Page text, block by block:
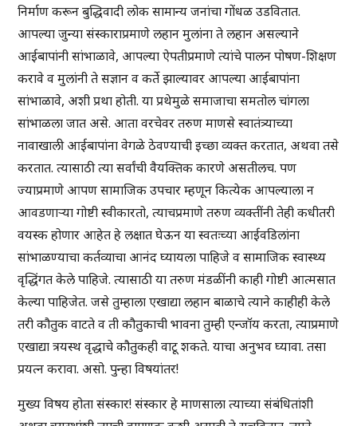
निर्माण करून बुद्धिवादी लोक सामान्य जनांचा गोंधळ उडवितात.
आपल्या जुन्या संस्काराप्रमाणे लहान मुलांना ते लहान असल्याने
आईबापांनी सांभाळावे, आपल्या ऐपतीप्रमाणे त्यांचे पालन पोषण-शिक्षण
करावे व मुलांनी ते सज्ञान व कर्ते झाल्यावर आपल्या आईबापांना
सांभाळावे, अशी प्रथा होती. या प्रथेमुळे समाजाचा समतोल चांगला
सांभाळला जात असे. आता वरचेवर तरुण माणसे स्वातंत्र्याच्या
नावाखाली आईबापांना वेगळे ठेवण्याची इच्छा व्यक्त करतात, अथवा तसे
करतात. त्यासाठी त्या सर्वांची वैयक्तिक कारणे असतीलच. पण
ज्याप्रमाणे आपण सामाजिक उपचार म्हणून कित्येक आपल्याला न
आवडणाऱ्या गोष्टी स्वीकारतो, त्याचप्रमाणे तरुण व्यक्तींनी तेही कधीतरी
वयस्क होणार आहेत हे लक्षात घेऊन या स्वतःच्या आईवडिलांना
सांभाळण्याचा कर्तव्याचा आनंद घ्यायला पाहिजे व सामाजिक स्वास्थ्य
वृद्धिंगत केले पाहिजे. त्यासाठी या तरुण मंडळींनी काही गोष्टी आत्मसात
केल्या पाहिजेत. जसे तुम्हाला एखाद्या लहान बाळाचे त्याने काहीही केले
तरी कौतुक वाटते व ती कौतुकाची भावना तुम्ही एन्जॉय करता, त्याप्रमाणे
एखाद्या त्रयस्थ वृद्धाचे कौतुकही वाटू शकते. याचा अनुभव घ्यावा. तसा
प्रयत्न करावा. असो. पुन्हा विषयांतर!
मुख्य विषय होता संस्कार! संस्कार हे माणसाला त्याच्या संबंधितांशी